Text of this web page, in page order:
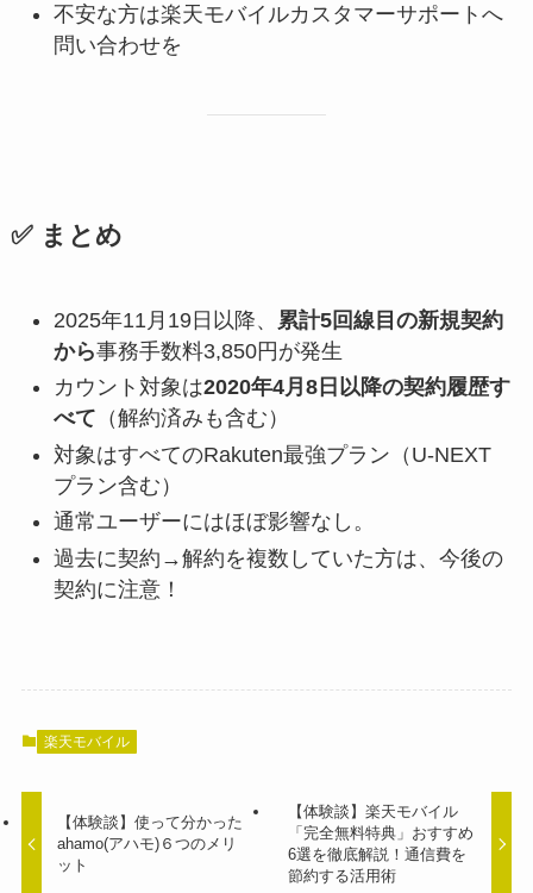
不安な方は楽天モバイルカスタマーサポートへ
問い合わせを
✅ まとめ
2025年11月19日以降、
累計5回線目の新規契約
から事務手数料3,850円が発生
カウント対象は2020年4月8日以降の契約履歴す
べて （解約済みも含む）
対象はすべてのRakuten最強プラン（U-NEXT
プラン含む）
通常ユーザーにはほぼ影響なし。
過去に契約→解約を複数していた方は、今後の
契約に注意！
楽天モバイル
【体験談】使って分かった
ahamo(アハモ)６つのメリ
ット
【体験談】楽天モバイル
「完全無料特典」おすすめ
6選を徹底解説！通信費を
節約する活用術